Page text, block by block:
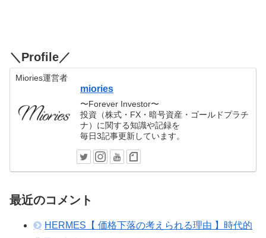
＼Profile／
Miories運営者
miories
〜Forever Investor〜
投資（株式・FX・暗号資産・ゴールドプラチ
ナ）に関する知識や記録を
毎日3記事更新しています。
最近のコメント
HERMES【 価格下落の考えられる理由 】時代的